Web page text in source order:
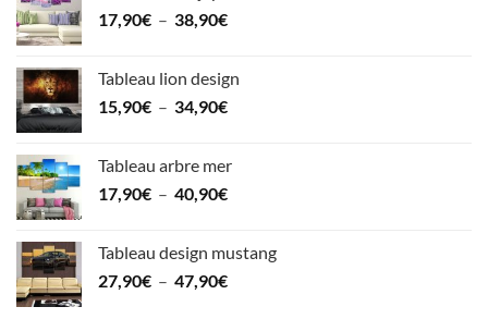
à
17,90€ – 38,90€Plage
17,90€
à
Tableau lion design
15,90€ – 34,90€Plage
15,90€
à
Tableau arbre mer
17,90€ – 40,90€Plage
17,90€
à
Tableau design mustang
27,90€ – 47,90€Plage